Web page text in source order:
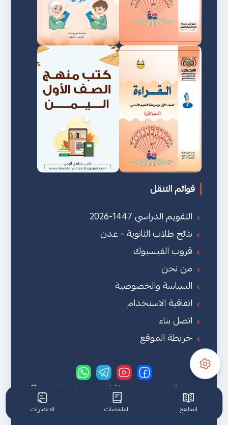
قوائم التنقل
التقويم الدراسي 1447-2026
نتائج طلاب الثانوية - عدن
قروب الفيسبوك
من نحن
السياسة والخصوصية
اتفاقية الاستخدام
اتصل بناء
خريطة الموقع
جميع الحقوق محفوظة لـكتب مناهج اليمن©
2026
المناهج الملخصات الاختبارات